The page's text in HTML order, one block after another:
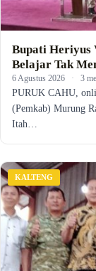
Bupati Heriyus
Belajar Tak
6 Agustus 2026 · 3
PURUK CAHU,
(Pemkab) Murung
Itah…
KALTENG